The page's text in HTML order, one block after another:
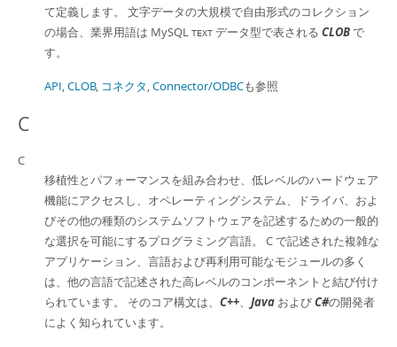
て定義します。 文字データの大規模で自由形式のコレクション
の場合、業界用語は MySQL TEXT データ型で表される CLOBで
す。
API,CLOB, コネクタ,Connector/ODBCも参照
C
C
移植性とパフォーマンスを組み合わせ、低レベルのハードウェア
機能にアクセスし、オペレーティングシステム、ドライバ、およ
びその他の種類のシステムソフトウェアを記述するための一般的
な選択を可能にするプログラミング言語。 C で記述された複雑な
アプリケーション、言語および再利用可能なモジュールの多く
は、他の言語で記述された高レベルのコンポーネントと結び付け
られています。 そのコア構文は、 C++、 Java およびC#の開発者
によく知られています。